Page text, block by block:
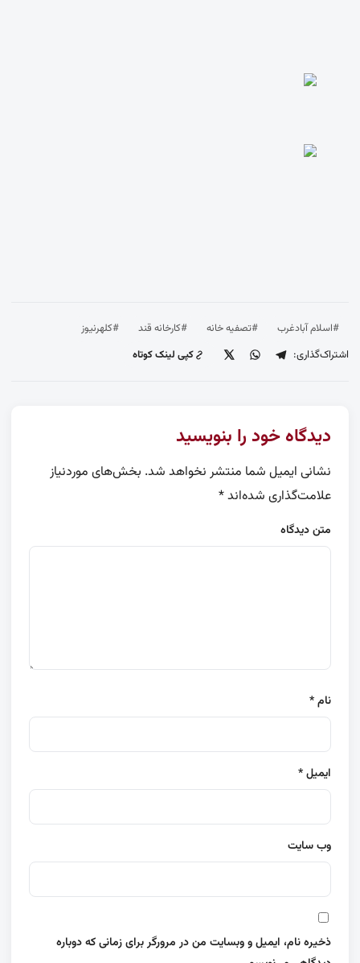
#اسلام آبادغرب #تصفیه خانه #کارخانه قند
#کلهرنیوز
اشتراک‌گذاری:
کپی لینک کوتاه
دیدگاه خود را بنویسید
نشانی ایمیل شما منتشر نخواهد شد. بخش‌های موردنیاز
علامت‌گذاری شده‌اند*
متن دیدگاه
نام*
ایمیل*
وب‌ سایت
ذخیره نام، ایمیل و وبسایت من در مرورگر برای زمانی که دوباره